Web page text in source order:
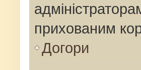
прихованим
Догори